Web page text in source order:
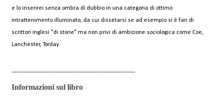
e lo inserirei senza ombra di dubbio in una categoria di ottimo
intrattenimento illuminato, da cui dissetarsi se ad esempio si è fan di
scrittori inglesi "di storie" ma non privi di ambizione sociologica come Coe,
Lanchester, Torday.
---------------------------------------------------
Informazioni sul libro